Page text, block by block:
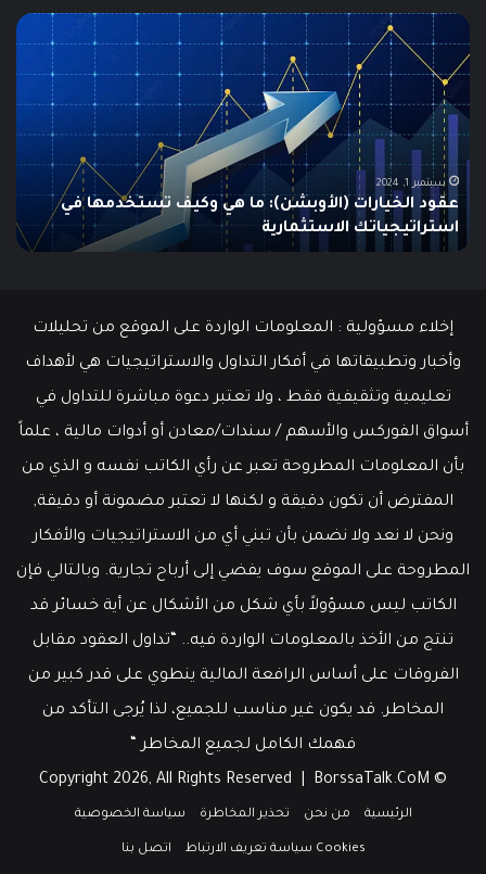
ما
هو
الـ
Swing
دليلك
الشامل
للمبتدئين
يونيو 10, 2025
ما هو الـ Swing Trading؟ دليلك الشامل للمبتدئين
إخلاء مسؤولية : المعلومات الواردة على الموقع من تحليلات
وأخبار وتطبيقاتها في أفكار التداول والاستراتيجيات هي لأهداف
تعليمية وتثقيفية فقط ، ولا تعتبر دعوة مباشرة للتداول في
أسواق الفوركس والأسهم / سندات/معادن أو أدوات مالية ، علماً
بأن المعلومات المطروحة تعبر عن رأي الكاتب نفسه و الذي من
المفترض أن تكون دقيقة و لكنها لا تعتبر مضمونة أو دقيقة,
ونحن لا نعد ولا نضمن بأن تبني أي من الاستراتيجيات والأفكار
المطروحة على الموقع سوف يفضي إلى أرباح تجارية. وبالتالي فإن
الكاتب ليس مسؤولاً بأي شكل من الأشكال عن أية خسائر قد
تنتج من الأخذ بالمعلومات الواردة فيه.. “تداول العقود مقابل
الفروقات على أساس الرافعة المالية ينطوي على قدر كبير من
المخاطر. قد يكون غير مناسب للجميع، لذا يُرجى التأكد من
فهمك الكامل لجميع المخاطر “
© Copyright 2026, All Rights Reserved |
BorssaTalk.CoM
الرئيسية من نحن تحذير المخاطرة سياسة الخصوصية
Cookies سياسة تعريف الارتباط اتصل بنا